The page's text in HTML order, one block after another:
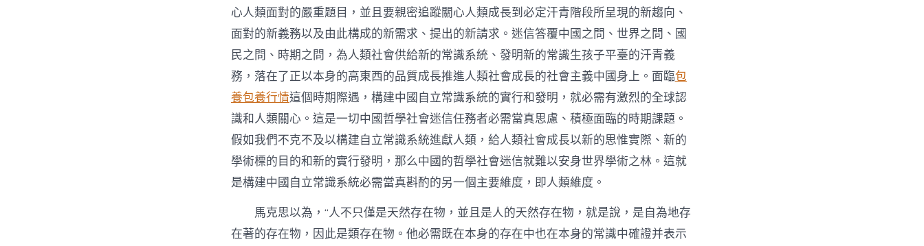
心人類面對的嚴重題目，並且要親密追蹤關心人類成長到必定汗青階段所呈現的新趨向、
面對的新義務以及由此構成的新需求、提出的新請求。迷信答覆中國之問、世界之問、國
民之問、時期之問，為人類社會供給新的常識系統、發明新的常識生孩子平臺的汗青義
務，落在了正以本身的高東西的品質成長推進人類社會成長的社會主義中國身上。面臨包
養包養行情這個時期際遇，構建中國自立常識系統的實行和發明，就必需有激烈的全球認
識和人類關心。這是一切中國哲學社會迷信任務者必需當真思慮、積極面臨的時期課題。
假如我們不克不及以構建自立常識系統進獻人類，給人類社會成長以新的思惟實際、新的
學術標的目的和新的實行發明，那么中國的哲學社會迷信就難以安身世界學術之林。這就
是構建中國自立常識系統必需當真斟酌的另一個主要維度，即人類維度。
馬克思以為，“人不只僅是天然存在物，並且是人的天然存在物，就是說，是自為地存
在著的存在物，因此是類存在物。他必需既在本身的存在中也在本身的常識中確證并表示